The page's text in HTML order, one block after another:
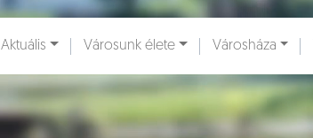
Aktuális Városunk élete Városháza